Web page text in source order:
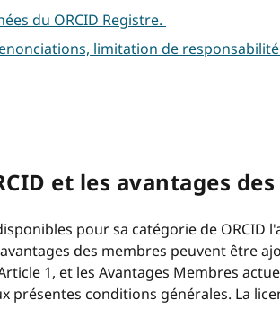
du ORCID Registre.
limitation de
et les avantages
pour sa catégorie de ORCID
des membres peuvent être
1, et les Avantages Membres
présentes conditions générales. La